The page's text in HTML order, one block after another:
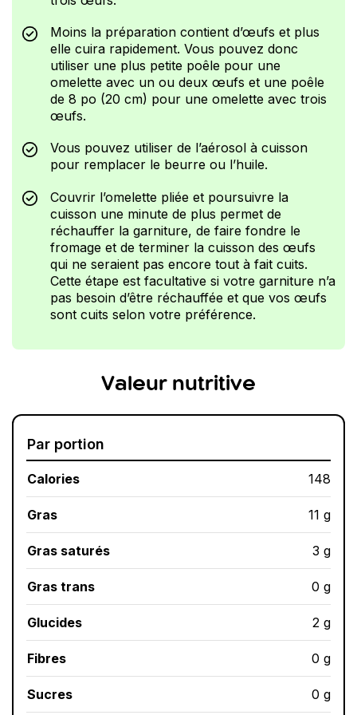
Moins la préparation contient d’œufs et plus
elle cuira rapidement. Vous pouvez donc
utiliser une plus petite poêle pour une
omelette avec un ou deux œufs et une poêle
de 8 po (20 cm) pour une omelette avec trois
œufs.
Vous pouvez utiliser de l’aérosol à cuisson
pour remplacer le beurre ou l’huile.
Couvrir l’omelette pliée et poursuivre la
cuisson une minute de plus permet de
réchauffer la garniture, de faire fondre le
fromage et de terminer la cuisson des œufs
qui ne seraient pas encore tout à fait cuits.
Cette étape est facultative si votre garniture n’a
pas besoin d’être réchauffée et que vos œufs
sont cuits selon votre préférence.
Valeur nutritive
Par portion
Calories 148
Gras 11 g
Gras saturés 3 g
Gras trans 0 g
Glucides 2 g
Fibres 0 g
Sucres 0 g